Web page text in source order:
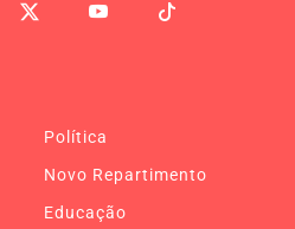
Política
Novo Repartimento
Educação